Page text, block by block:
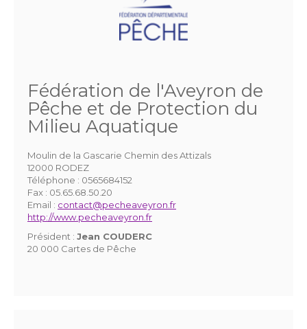
Fédération de l'Aveyron de
Pêche et de Protection du
Milieu Aquatique
Moulin de la Gascarie Chemin des Attizals
12000 RODEZ
Téléphone : 0565684152
Fax : 05.65.68.50.20
Email : contact@pecheaveyron.fr
http://www.pecheaveyron.fr
Président : Jean COUDERC
20 000 Cartes de Pêche